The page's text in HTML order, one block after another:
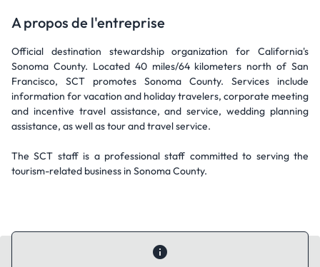
A propos de l'entreprise
Official destination stewardship organization for California's
Sonoma County. Located 40 miles/64 kilometers north of San
Francisco, SCT promotes Sonoma County. Services include
information for vacation and holiday travelers, corporate meeting
and incentive travel assistance, and service, wedding planning
assistance, as well as tour and travel service.
The SCT staff is a professional staff committed to serving the
tourism-related business in Sonoma County.